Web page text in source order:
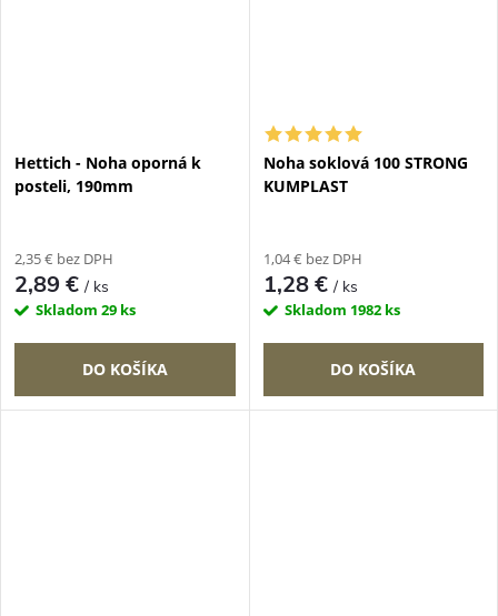
Hettich - Noha oporná k
posteli, 190mm
2,35 € bez DPH
2,89 €/ ks
Skladom 29 ks
DO KOŠÍKA
Noha soklová 100 STRONG
KUMPLAST
1,04 € bez DPH
1,28 €/ ks
Skladom 1982 ks
DO KOŠÍKA